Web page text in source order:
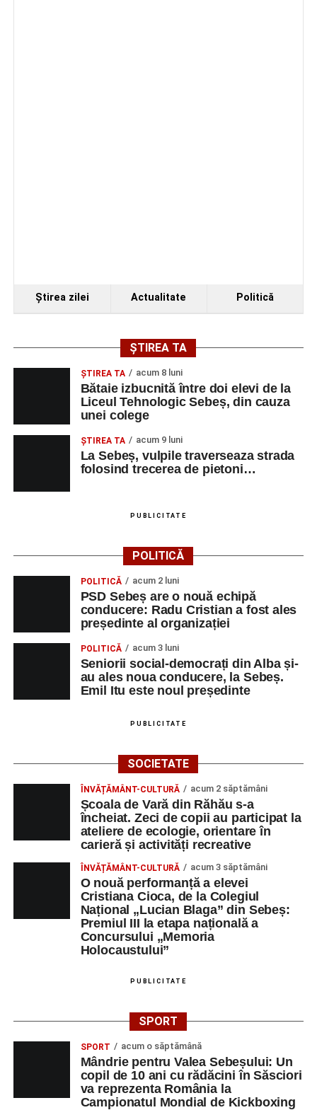
Ştirea zilei Actualitate Politică
ȘTIREA TA
ŞTIREA TA acum 8 luni
Bătaie izbucnită între doi elevi de la
Liceul Tehnologic Sebeș, din cauza
unei colege
ŞTIREA TA acum 9 luni
La Sebeș, vulpile traverseaza strada
folosind trecerea de pietoni…
PUBLICITATE
POLITICĂ
POLITICĂ acum 2 luni
PSD Sebeș are o nouă echipă
conducere: Radu Cristian a fost ales
președinte al organizației
POLITICĂ acum 3 luni
Seniorii social-democrați din Alba și-
au ales noua conducere, la Sebeș.
Emil Itu este noul președinte
PUBLICITATE
SOCIETATE
ÎNVĂȚĂMÂNT-CULTURĂ acum 2 săptămâni
Școala de Vară din Răhău s-a
încheiat. Zeci de copii au participat la
ateliere de ecologie, orientare în
carieră și activități recreative
ÎNVĂȚĂMÂNT-CULTURĂ acum 3 săptămâni
O nouă performanță a elevei
Cristiana Cioca, de la Colegiul
Național „Lucian Blaga” din Sebeș:
Premiul III la etapa națională a
Concursului „Memoria
Holocaustului”
PUBLICITATE
SPORT
SPORT acum o săptămână
Mândrie pentru Valea Sebeșului: Un
copil de 10 ani cu rădăcini în Săsciori
va reprezenta România la
Campionatul Mondial de Kickboxing